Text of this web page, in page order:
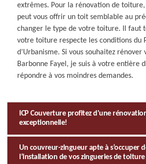
extrêmes. Pour la rénovation de toiture,
peut vous offrir un toit semblable au
changer le type de votre toiture. Il faut
votre toiture respecte les conditions du
d’Urbanisme. Si vous souhaitez rénover
Barbonne Fayel, je suis à votre entière
répondre à vos moindres demandes.
ICP Couverture profitez d'une
exceptionnelle!
Un couvreur-zingueur apte à s’occuper
l’installation de vos zingueries de toiture